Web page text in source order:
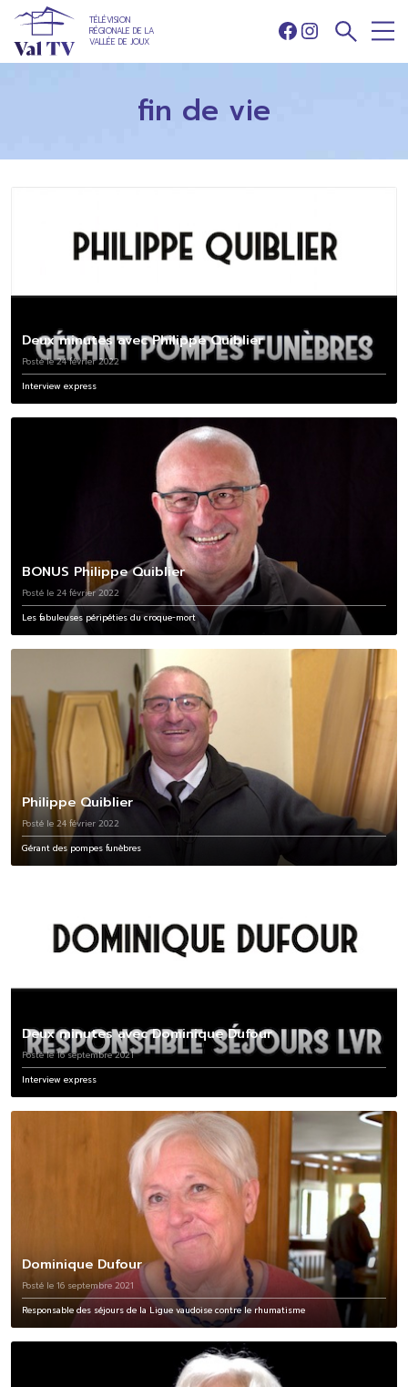
TÉLÉVISION
RÉGIONALE DE LA
VALLÉE DE JOUX
Facebook
Instagram
fin de vie
Deux minutes avec Philippe Quiblier
Posté le 24 février 2022
Interview express
BONUS Philippe Quiblier
Posté le 24 février 2022
Les fabuleuses péripéties du croque-mort
Philippe Quiblier
Posté le 24 février 2022
Gérant des pompes funèbres
Deux minutes avec Dominique Dufour
Posté le 16 septembre 2021
Interview express
Dominique Dufour
Posté le 16 septembre 2021
Responsable des séjours de la Ligue vaudoise contre le rhumatisme